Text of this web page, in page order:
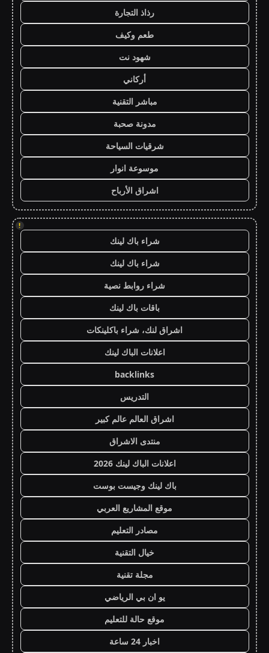
رذاذ التجارة
طعم وكيف
شهود نت
أركاني
مباشر التقنية
مدونة صحبة
شرقيات السياحة
موسوعة انوار
اشراق الأرباح
!
شراء باك لينك
شراء باك لينك
شراء روابط نصية
باقات باك لينك
اشراق لنك، شراء باكلينكات
اعلانات الباك لينك
backlinks
التدريس
اشراق العالم عالم كبير
منتدى الاشراق
اعلانات الباك لينك 2026
باك لينك وجيست بوست
موقع المشاريع العربي
مصادر التعليم
خيال التقنية
مجلة تقنية
يو ان بي الرياضي
موقع حالة للتعليم
اخبار 24 ساعة